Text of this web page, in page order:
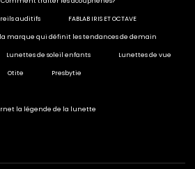
auditifs FABLAB IRIS ET OCTAVE
la marque qui définit les tendances de demain
Lunettes de soleil enfants Lunettes de vue
Otite Presbytie
la légende de la lunette